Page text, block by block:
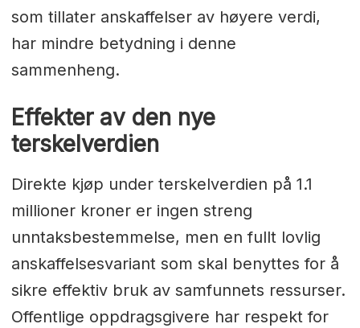
som tillater anskaffelser av høyere verdi,
har mindre betydning i denne
sammenheng.
Effekter av den nye
terskelverdien
Direkte kjøp under terskelverdien på 1.1
millioner kroner er ingen streng
unntaksbestemmelse, men en fullt lovlig
anskaffelsesvariant som skal benyttes for å
sikre effektiv bruk av samfunnets ressurser.
Offentlige oppdragsgivere har respekt for